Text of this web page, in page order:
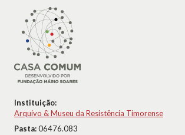
Instituição:
Arquivo & Museu da Resistência Timorense
Pasta:06476.083